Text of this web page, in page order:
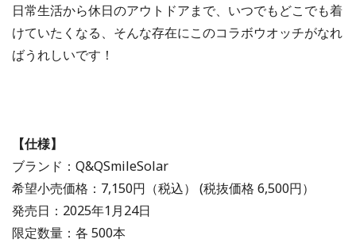
日常生活から休日のアウトドアまで、いつでもどこでも着
けていたくなる、そんな存在にこのコラボウオッチがなれ
ばうれしいです！
【仕様】
ブランド：Q&QSmileSolar
希望小売価格：7,150円（税込） (税抜価格 6,500円）
発売日：2025年1月24日
限定数量：各 500本